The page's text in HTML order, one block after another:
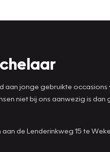
aan jonge gebruikte
niet bij ons aanwezig is
de Lenderinkweg 15 te